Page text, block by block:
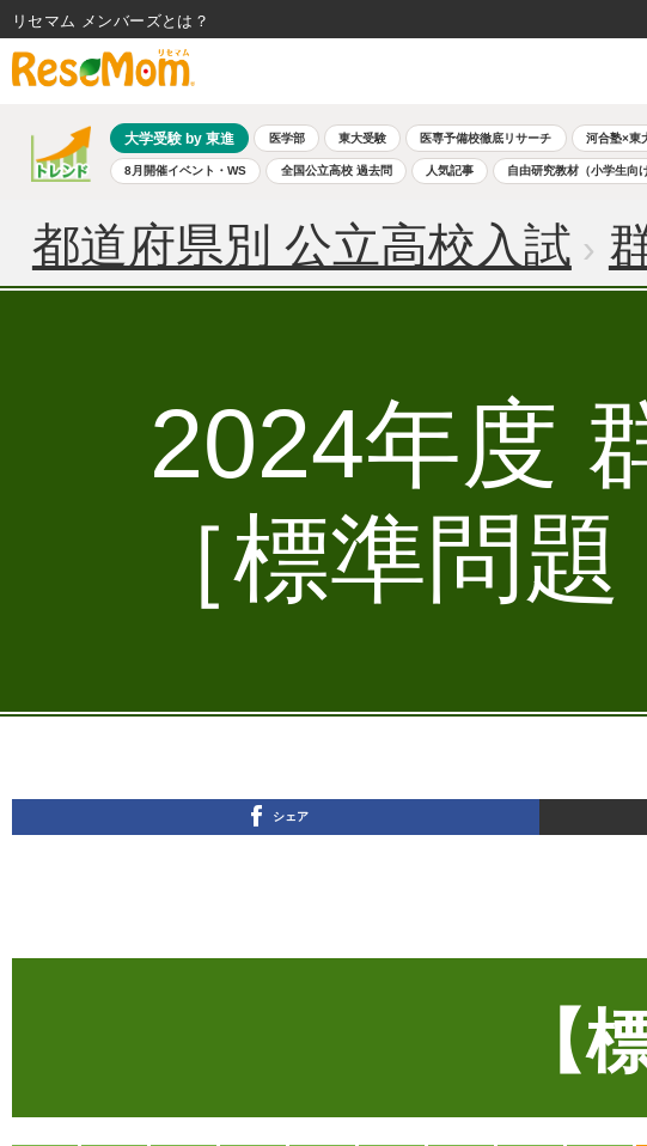
大学受験 by 東進 医学部 東大受験 医専予備校徹底リサーチ 河合塾×東
8月開催イベント・WS 全国公立高校 過去問 人気記事 自由研究教材（小学生向け
都道府県別 公立高校入試
2024年度
［標準問
シェア
【
リセマム メンバーズ